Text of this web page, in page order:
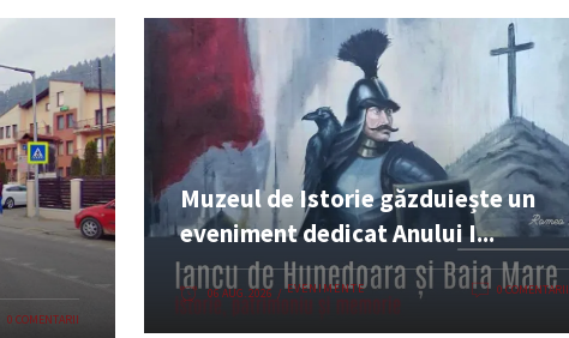
0 COMENTARII
Muzeul de Istorie găzduiește un
eveniment dedicat Anului I...
06 AUG. 2026 EVENIMENTE 0 COMENTARII